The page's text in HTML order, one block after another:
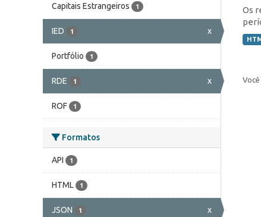
Capitais Estrangeiros 1
IED 1 x
Portfólio 1
RDE 1 x
ROF 1
Formatos
API 1
HTML 1
JSON 1 x
Os